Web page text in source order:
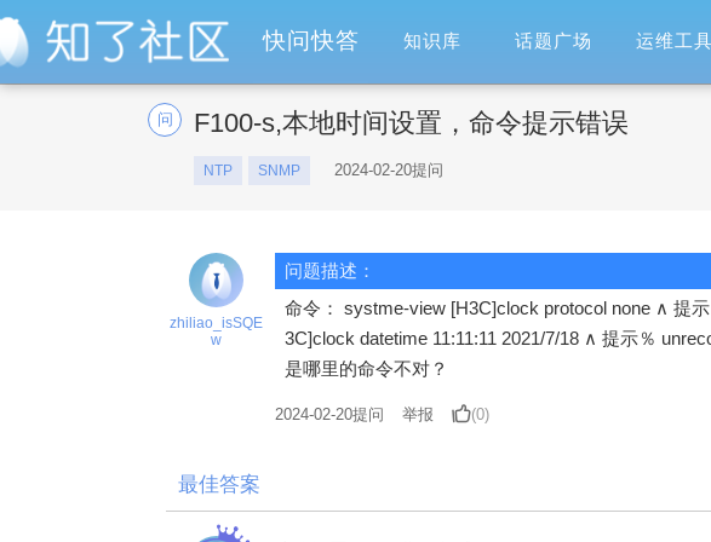
快问快答 知识库 话题广场 运维工具
问 F100-s,本地时间设置，命令提示错误
NTP SNMP 2024-02-20提问
zhiliao_isSQE
w
问题描述：
命令： systme-view [H3C]clock protocol none ∧ 提
3C]clock datetime 11:11:11 2021/7/18 ∧ 提示％
是哪里的命令不对？
2024-02-20提问 举报 (0)
最佳答案